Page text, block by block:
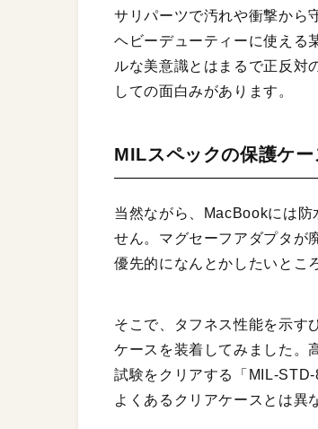
サリパーツで汚れや衝撃から
ヘビーデューティーに使える
ルな美意識とはまるで正反対
しての面白みがあります。
MILスペックの保護ケー
当然ながら、MacBookには防
せん。マグセーフアダプタが
優先的になんとかしたいとこ
そこで、タフネス性能を示す
ケースを装着してみました。
試験をクリアする「MIL-
よくあるクリアケースとは異